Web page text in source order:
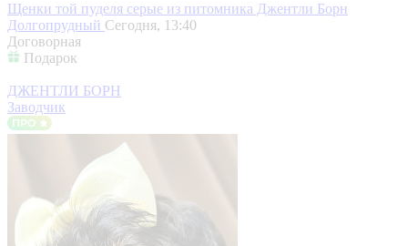
Щенки той пуделя серые из питомника Джентли Борн
Долгопрудный Сегодня, 13:40
Договорная
Подарок
ДЖЕНТЛИ БОРН
Заводчик